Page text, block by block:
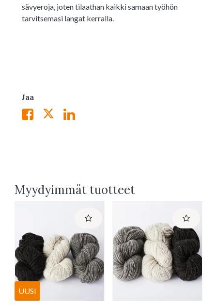
sävyeroja, joten tilaathan kaikki samaan työhön
tarvitsemasi langat kerralla.
Jaa
Myydyimmät tuotteet
UUSI